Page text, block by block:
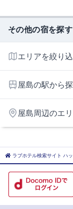
その他の宿を探す
エリアを絞り
高松市郊外エ
屋島の駅から
沖松島
花園
潟元
瓦町
琴電屋島
屋島周辺のエ
さぬき・津
まんのう町エ
ラブホテル検索サイト ハ